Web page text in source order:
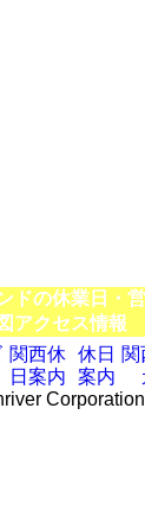
ドの休業日・
アクセス情報
関西休
日案内
休日
案内
関